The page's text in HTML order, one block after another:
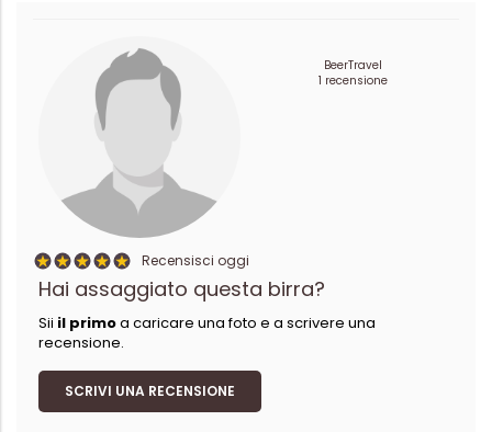
BeerTravel
1 recensione
Recensisci oggi
Hai assaggiato questa birra?
Sii il primoa caricare una foto e a scrivere una
recensione.
SCRIVI UNA RECENSIONE